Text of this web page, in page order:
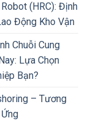
(HRC): Định
Động Kho Vận
Chuỗi Cung
Lựa Chọn
Bạn?
– Tương